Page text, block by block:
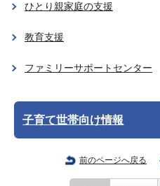
ひとり親家庭の支援
教育支援
ファミリーサポートセンター
子育て世帯向け情報
前のページへ戻る